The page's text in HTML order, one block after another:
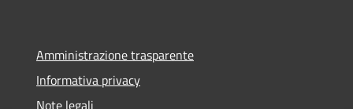
Amministrazione trasparente
Informativa privacy